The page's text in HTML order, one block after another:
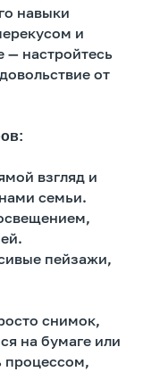
навыки
и
настройтесь
от
взгляд и
семьи.
пейзажи,
снимок,
на бумаге или
процессом,